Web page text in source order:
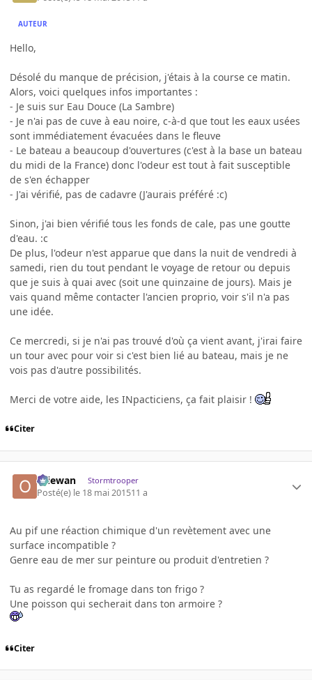
AUTEUR
Hello,
Désolé du manque de précision, j'étais à la course ce matin.
Alors, voici quelques infos importantes :
- Je suis sur Eau Douce (La Sambre)
- Je n'ai pas de cuve à eau noire, c-à-d que tout les eaux usées
sont immédiatement évacuées dans le fleuve
- Le bateau a beaucoup d'ouvertures (c'est à la base un bateau
du midi de la France) donc l'odeur est tout à fait susceptible
de s'en échapper
- J'ai vérifié, pas de cadavre (J'aurais préféré :c)
Sinon, j'ai bien vérifié tous les fonds de cale, pas une goutte
d'eau. :c
De plus, l'odeur n'est apparue que dans la nuit de vendredi à
samedi, rien du tout pendant le voyage de retour ou depuis
que je suis à quai avec (soit une quinzaine de jours). Mais je
vais quand même contacter l'ancien proprio, voir s'il n'a pas
une idée.
Ce mercredi, si je n'ai pas trouvé d'où ça vient avant, j'irai faire
un tour avec pour voir si c'est bien lié au bateau, mais je ne
vois pas d'autre possibilités.
Merci de votre aide, les INpacticiens, ça fait plaisir !
Citer
Oliewan Stormtrooper
Posté(e) le 18 mai 201511 a
Au pif une réaction chimique d'un revètement avec une
surface incompatible ?
Genre eau de mer sur peinture ou produit d'entretien ?
Tu as regardé le fromage dans ton frigo ?
Une poisson qui secherait dans ton armoire ?
Citer